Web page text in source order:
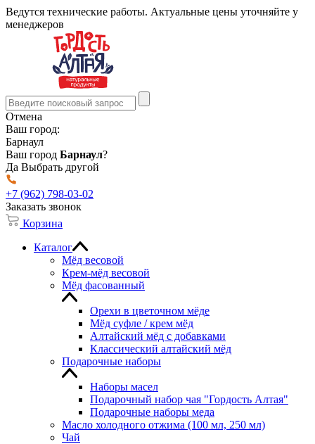
Ведутся технические работы. Актуальные цены уточняйте у
менеджеров
Отмена
Ваш город:
Барнаул
Ваш город Барнаул?
Да Выбрать другой
+7 (962) 798-03-02
Заказать звонок
Корзина
Каталог
Мёд весовой
Крем-мёд весовой
Мёд фасованный
Орехи в цветочном мёде
Мёд суфле / крем мёд
Алтайский мёд с добавками
Классический алтайский мёд
Подарочные наборы
Наборы масел
Подарочный набор чая "Гордость Алтая"
Подарочные наборы меда
Масло холодного отжима (100 мл, 250 мл)
Чай